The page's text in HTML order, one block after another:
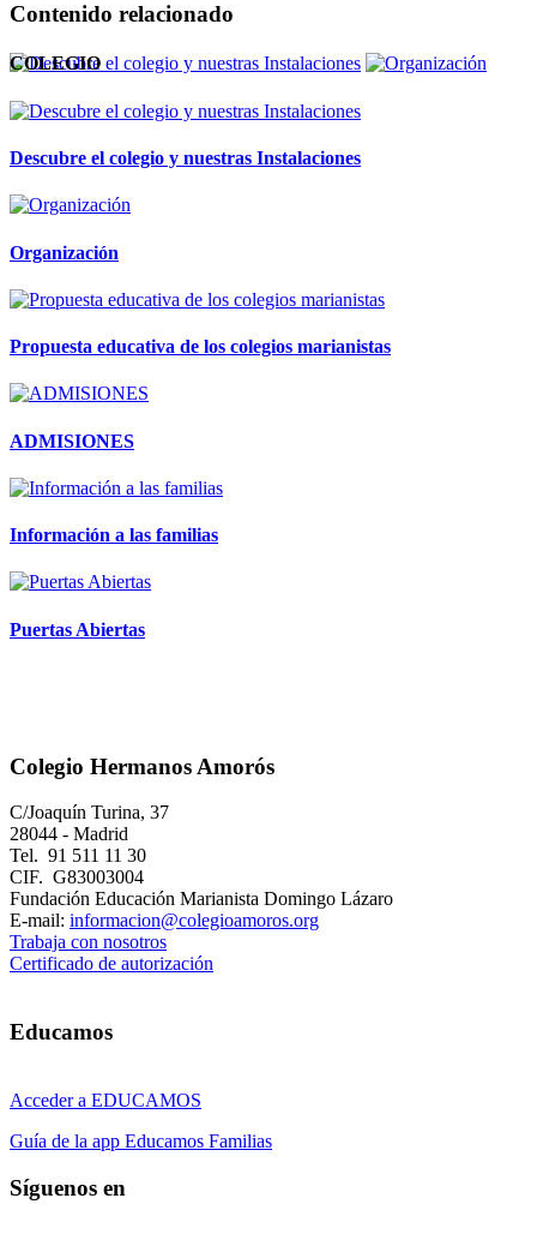
Contenido relacionado
COLEGIO
Descubre el colegio y nuestras Instalaciones
Organización
Propuesta educativa de los colegios marianistas
ADMISIONES
Información a las familias
Puertas Abiertas
Colegio Hermanos Amorós
C/Joaquín Turina, 37
28044 - Madrid
Tel. 91 511 11 30
CIF. G83003004
Fundación Educación Marianista Domingo Lázaro
E-mail: informacion@colegioamoros.org
Trabaja con nosotros
Certificado de autorización
Educamos
Acceder a EDUCAMOS
Guía de la app Educamos Familias
Síguenos en